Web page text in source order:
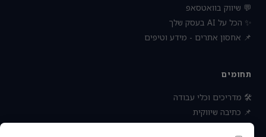
💬 שיווק בוואטסאפ
✨ הכל על AI בעסק שלך
📌 אחסון אתרים - מידע וטיפים
תחומים
🛠 מדריכים וכלי עבודה
📌 כתיבה שיווקית
📌 socialbee מפלצת המדיה